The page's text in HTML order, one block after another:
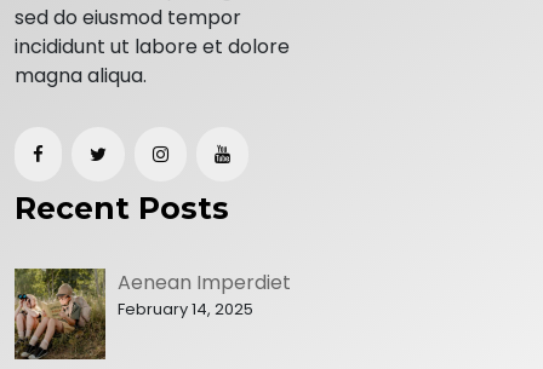
sed do eiusmod tempor
incididunt ut labore et dolore
magna aliqua.
Recent Posts
Aenean Imperdiet
February 14, 2025